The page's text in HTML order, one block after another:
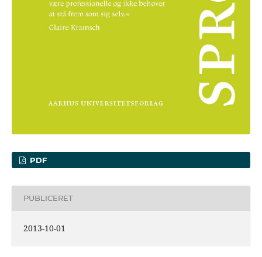
PDF
PUBLICERET
2013-10-01